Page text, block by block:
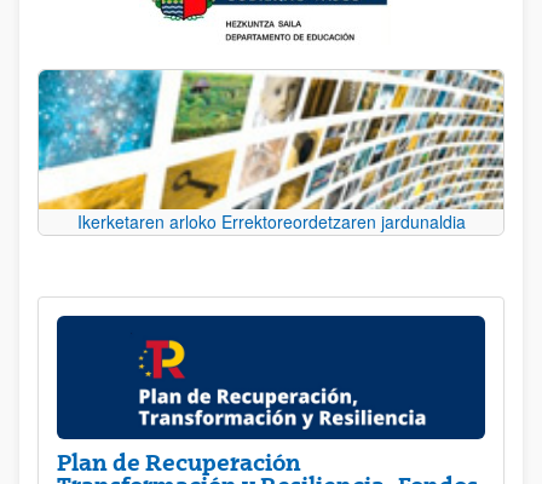
Ikerketaren arloko Errektoreordetzaren jardunaldia
Plan de Recuperación